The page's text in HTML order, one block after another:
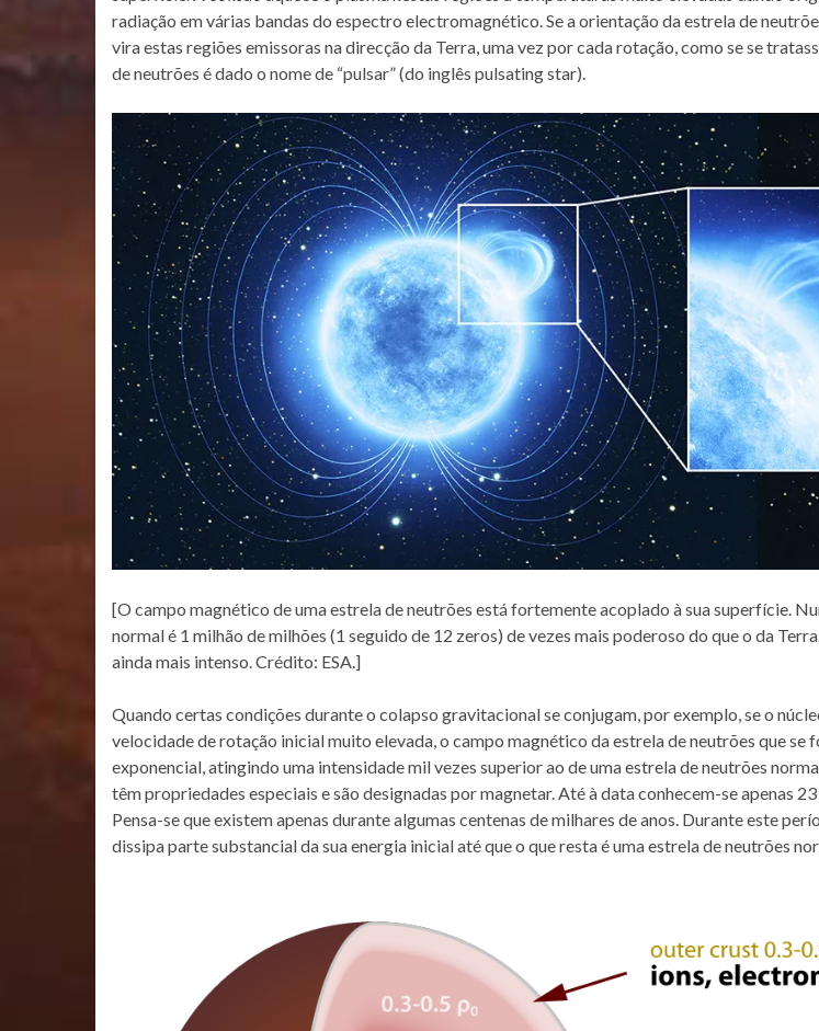
radiação em várias bandas do espectro electromagnético. Se a orientação da estrela de
vira estas regiões emissoras na direcção da Terra, uma vez por cada rotação, como se se
de neutrões é dado o nome de “pulsar” (do inglês pulsating star).
[O campo magnético de uma estrela de neutrões está fortemente acoplado à sua superfície.
normal é 1 milhão de milhões (1 seguido de 12 zeros) de vezes mais poderoso do que o da
ainda mais intenso. Crédito: ESA.]
Quando certas condições durante o colapso gravitacional se conjugam, por exemplo, se o
velocidade de rotação inicial muito elevada, o campo magnético da estrela de neutrões que se
exponencial, atingindo uma intensidade mil vezes superior ao de uma estrela de neutrões
têm propriedades especiais e são designadas por magnetar. Até à data conhecem-se apenas
Pensa-se que existem apenas durante algumas centenas de milhares de anos. Durante este
dissipa parte substancial da sua energia inicial até que o que resta é uma estrela de neutrões